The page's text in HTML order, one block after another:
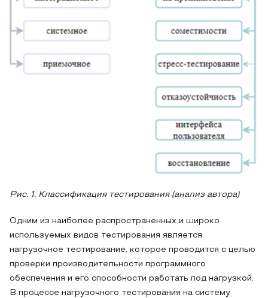
Рис. 1. Классификация тестирования (анализ автора)
Одним из наиболее распространенных и широко
используемых видов тестирования является
нагрузочное тестирование, которое проводится с целью
проверки производительности программного
обеспечения и его способности работать под нагрузкой.
В процессе нагрузочного тестирования на систему